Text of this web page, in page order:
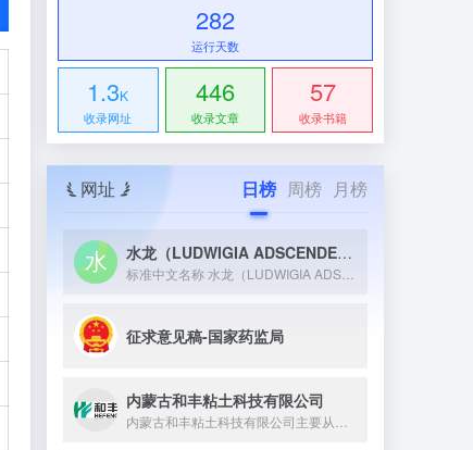
282
运行天数
1.3K
收录网址
446
收录文章
57
收录书籍
网址 日榜 周榜 月榜
水龙（LUDWIGIA ADSCENDENS）提取物
征求意见稿-国家药监局
内蒙古和丰粘土科技有限公司